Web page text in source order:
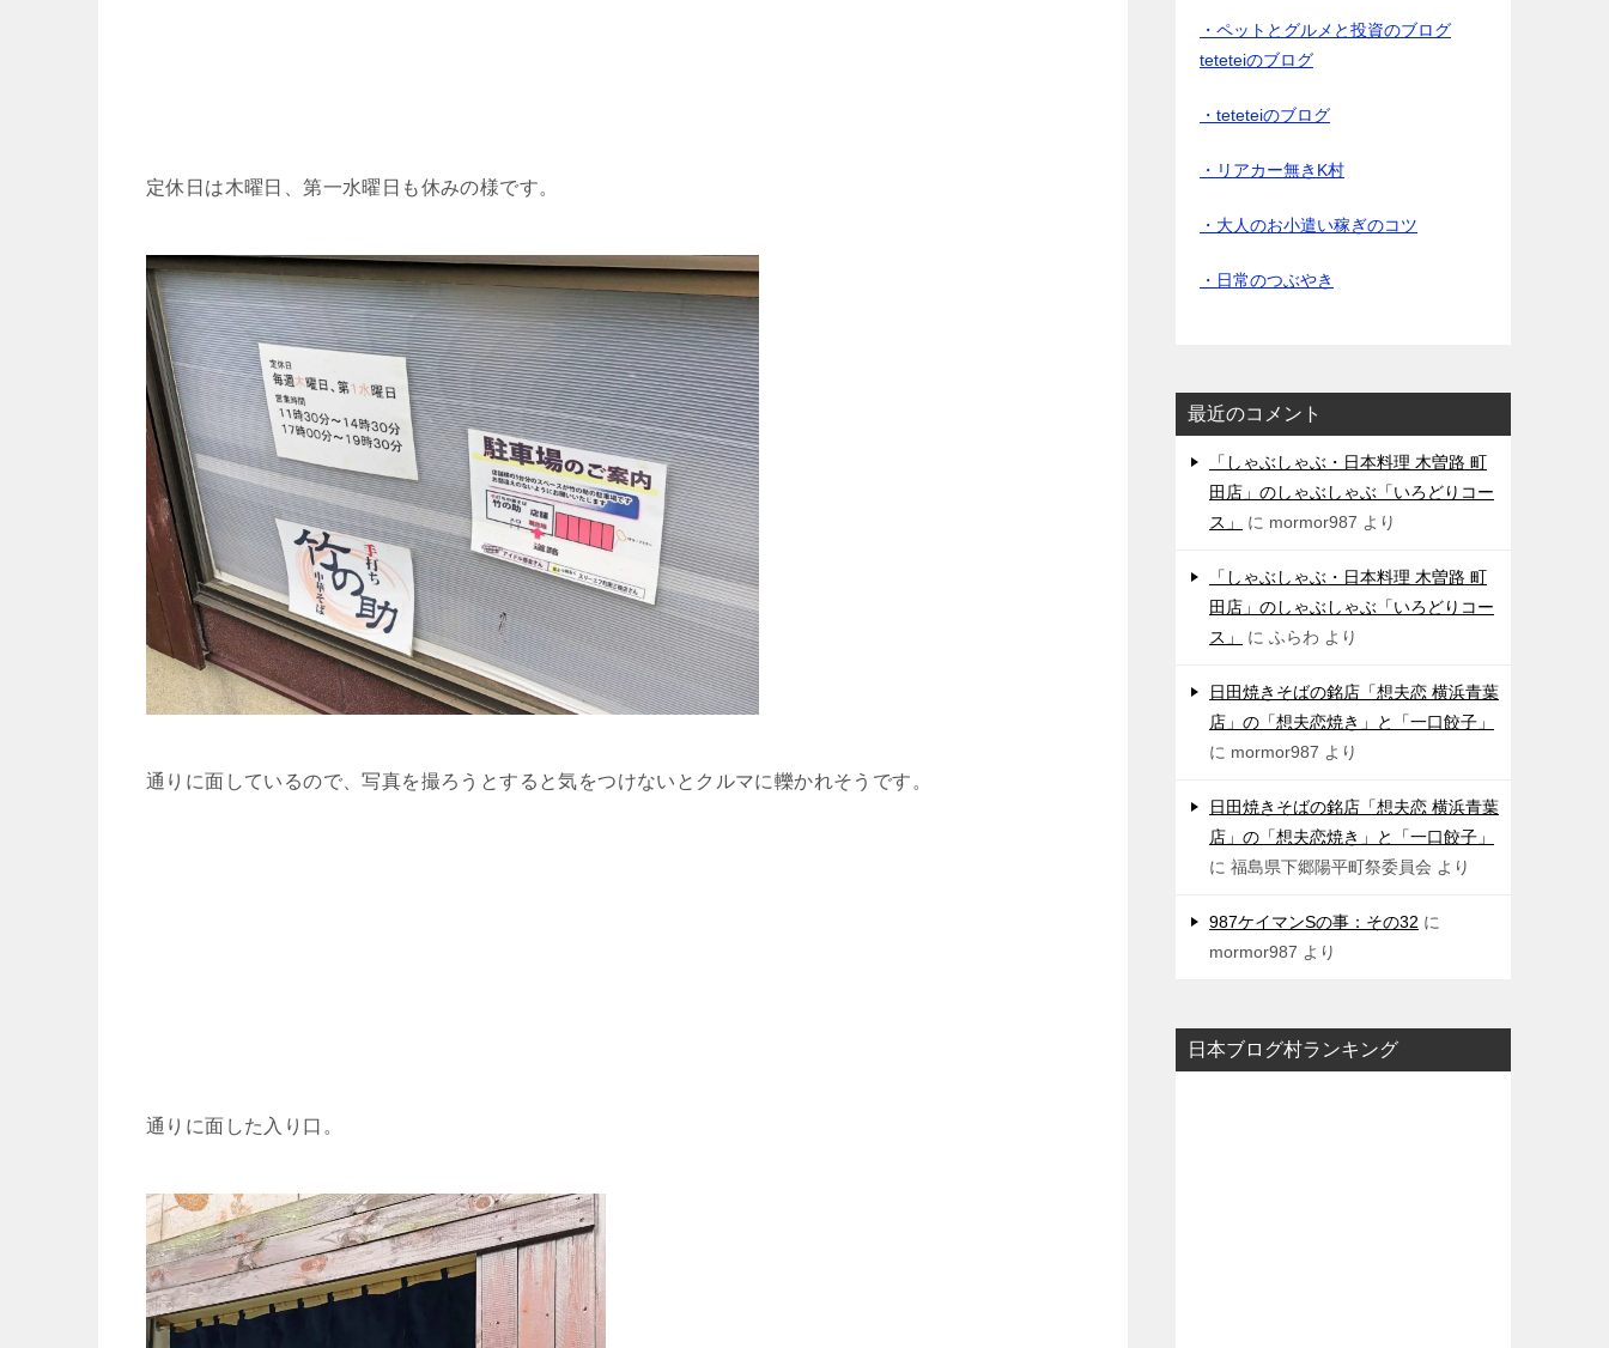
定休日は木曜日、第一水曜日も休みの様です。
通りに面しているので、写真を撮ろうとすると気をつけないとクルマに轢かれそうです。
通りに面した入り口。
・ペットとグルメと投資のブログ
teteteiのブログ
・teteteiのブログ
・リアカー無きK村
・大人のお小遣い稼ぎのコツ
・日常のつぶやき
最近のコメント
「しゃぶしゃぶ・日本料理 木曽路 町
田店」のしゃぶしゃぶ「いろどりコー
ス」
に mormor987 より
「しゃぶしゃぶ・日本料理 木曽路 町
田店」のしゃぶしゃぶ「いろどりコー
ス」
に ふらわ より
日田焼きそばの銘店「想夫恋 横浜青葉
店」の「想夫恋焼き」と「一口餃子」
に mormor987 より
日田焼きそばの銘店「想夫恋 横浜青葉
店」の「想夫恋焼き」と「一口餃子」
に 福島県下郷陽平町祭委員会 より
987ケイマンSの事：その32 に
mormor987 より
日本ブログ村ランキング